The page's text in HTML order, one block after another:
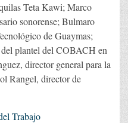
Teta Kawi; Marco
sonorense; Bulmaro
de Guaymas;
plantel del COBACH en
director general para la
Rangel, director de
Trabajo